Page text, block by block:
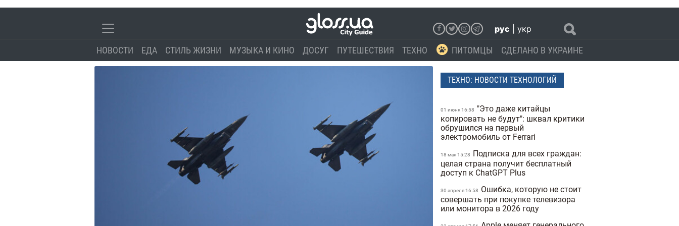
рус укр
НОВОСТИ ЕДА СТИЛЬ ЖИЗНИ МУЗЫКА И КИНО ДОСУГ ПУТЕШЕСТВИЯ ТЕХНО ПИТОМЦЫ СДЕЛАНО В УКРАИНЕ
ТЕХНО: НОВОСТИ ТЕХНОЛОГИЙ
01 июня 16:58
"Это даже китайцы
копировать не будут": шквал критики
обрушился на первый
электромобиль от Ferrari
18 мая 15:28
Подписка для всех граждан:
целая страна получит бесплатный
доступ к ChatGPT Plus
30 апреля 16:58
Ошибка, которую не стоит
совершать при покупке телевизора
или монитора в 2026 году